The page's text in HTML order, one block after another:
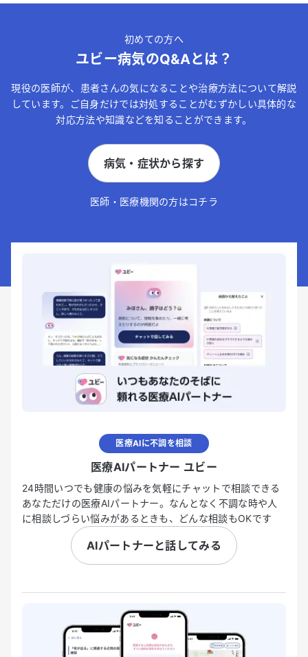
初めての方へ
ユビー病気のQ&Aとは？
現役の医師が、患者さんの気になることや治療方法について解説
しています。ご自身だけでは対処することがむずかしい具体的な
対応方法や知識などを知ることができます。
病気・症状から探す
医師・医療機関の方はコチラ
医療AIに不調を相談
医療AIパートナー ユビー
24時間いつでも健康の悩みを気軽にチャットで相談できる
あなただけの医療AIパートナー。なんとなく不調な時や人
に相談しづらい悩みがあるときも、どんな相談もOKです
AIパートナーと話してみる